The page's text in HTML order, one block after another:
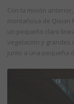
Con la misión
montañosa de Qixian
un pequeño claro
vegetación y grandes
junto a una pequeña